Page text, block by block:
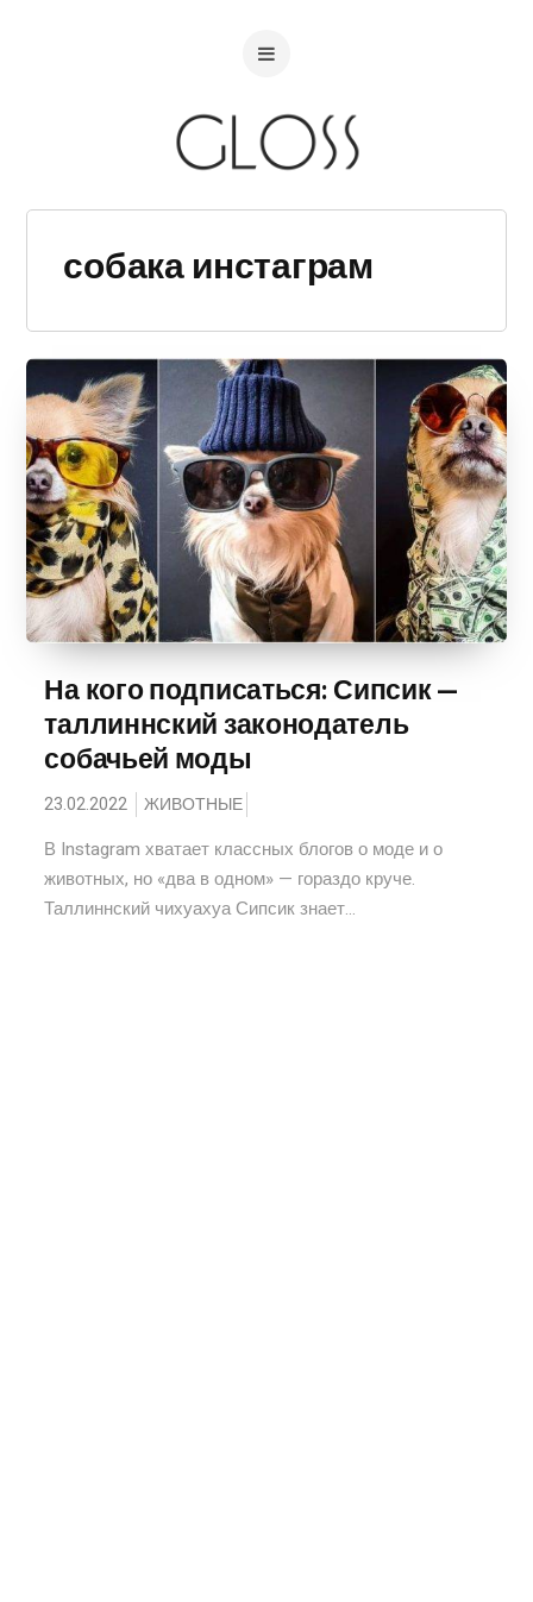
собака инстаграм
На кого подписаться: Сипсик —
таллиннский законодатель
собачьей моды
23.02.2022 ЖИВОТНЫЕ
В Instagram хватает классных блогов о моде и о
животных, но «два в одном» — гораздо круче.
Таллиннский чихуахуа Сипсик знает...